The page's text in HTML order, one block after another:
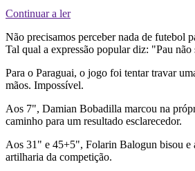
Continuar a ler
Não precisamos perceber nada de futebol
Tal qual a expressão popular diz: "Pau não
Para o Paraguai, o jogo foi tentar travar
mãos. Impossível.
Aos 7", Damian Bobadilla marcou na
caminho para um resultado esclarecedor.
Aos 31" e 45+5", Folarin Balogun bisou e
artilharia da competição.